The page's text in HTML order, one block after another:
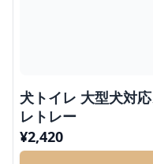
犬トイレ 大型犬対
レトレー
¥2,420